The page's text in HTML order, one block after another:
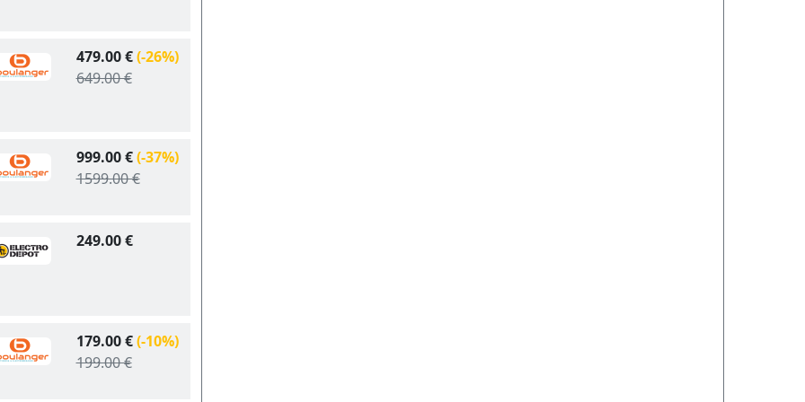
479.00 €(-26%)
649.00 €
999.00 €(-37%)
1599.00 €
249.00 €
179.00 €(-10%)
199.00 €